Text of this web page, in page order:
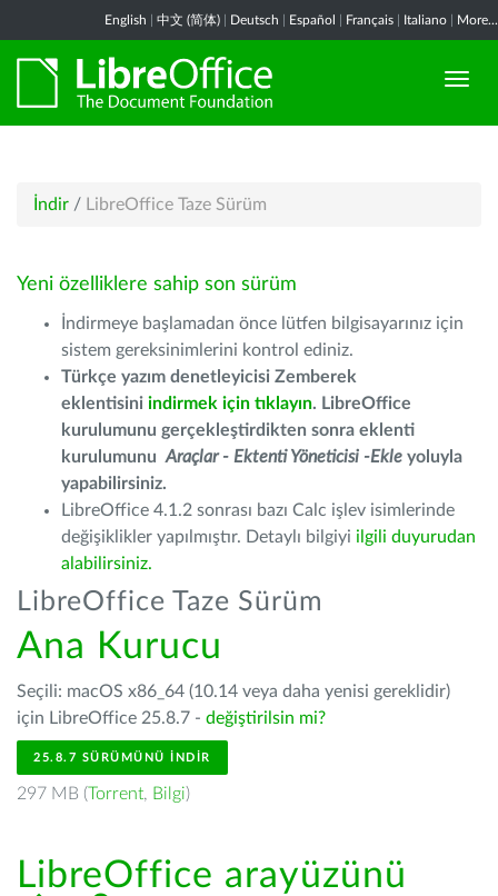
English 中文 (简体) Deutsch Español Français Italiano More...
İndir / LibreOffice Taze Sürüm
Yeni özelliklere sahip son sürüm
İndirmeye başlamadan önce lütfen bilgisayarınız için
sistem gereksinimlerini kontrol ediniz.
Türkçe yazım denetleyicisi Zemberek
eklentisini indirmek için tıklayın. LibreOffice
kurulumunu gerçekleştirdikten sonra eklenti
kurulumunu Araçlar - Ektenti Yöneticisi -Ekle yoluyla
yapabilirsiniz.
LibreOffice 4.1.2 sonrası bazı Calc işlev isimlerinde
değişiklikler yapılmıştır. Detaylı bilgiyi ilgili duyurudan
alabilirsiniz.
LibreOffice Taze Sürüm
Ana Kurucu
Seçili: macOS x86_64 (10.14 veya daha yenisi gereklidir)
için LibreOffice 25.8.7 - değiştirilsin mi?
25.8.7 SÜRÜMÜNÜ İNDIR
297 MB (Torrent, Bilgi)
LibreOffice arayüzünü